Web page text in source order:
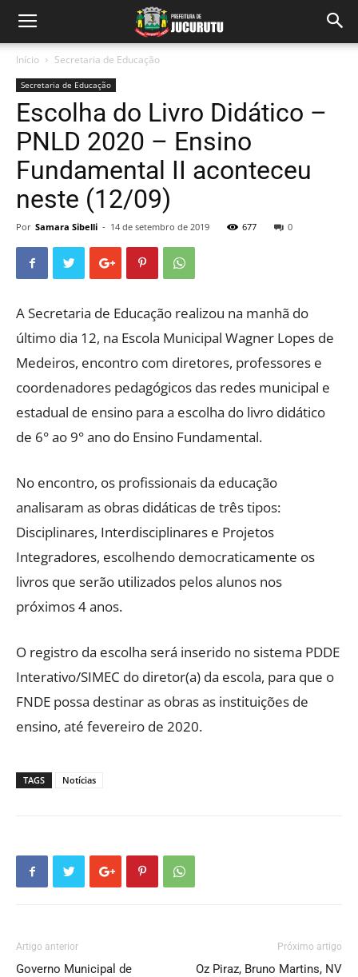
Início Secretaria de Educação
Secretaria de Educação
Escolha do Livro Didático –
PNLD 2020 – Ensino
Fundamental II aconteceu
neste (12/09)
Por Samara Sibelli - 14 de setembro de 2019 677 0
A Secretaria de Educação realizou na manhã do
último dia 12, na Escola Municipal Wagner Lopes de
Medeiros, encontro com diretores, professores e
coordenadores pedagógicos das redes municipal e
estadual de ensino para a escolha do livro didático
de 6° ao 9° ano do Ensino Fundamental.
No encontro, os profissionais da educação
analisaram as obras didáticas de três tipos:
Disciplinares, Interdisciplinares e Projetos
Integradores, escolhendo democraticamente os
livros que serão utilizados pelos alunos nos
próximos 4 anos.
O registro da escolha será inserido no sistema PDDE
Interativo/SIMEC do diretor(a) da escola, para que o
FNDE possa destinar as obras as instituições de
ensino, até fevereiro de 2020.
TAGS Notícias
Artigo anterior
Governo Municipal de
Próximo artigo
Oz Piraz, Bruno Martins, NV